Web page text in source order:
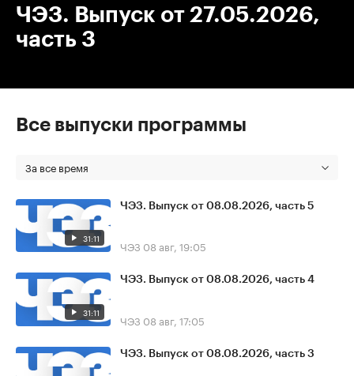
ЧЭЗ. Выпуск от 27.05.2026,
часть 3
Все выпуски программы
За все время
31:11
ЧЭЗ. Выпуск от 08.08.2026, часть 5
ЧЭЗ 08 авг, 19:05
31:11
ЧЭЗ. Выпуск от 08.08.2026, часть 4
ЧЭЗ 08 авг, 17:05
ЧЭЗ. Выпуск от 08.08.2026, часть 3